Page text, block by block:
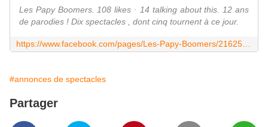
Les Papy Boomers. 108 likes · 14 talking about this. 12 ans
de parodies ! Dix spectacles , dont cinq tournent à ce jour.
#annonces de spectacles
Partager